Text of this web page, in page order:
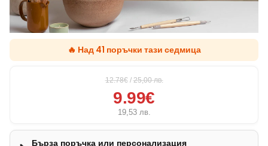
🔥 Над 41 поръчки тази седмица
12.78€ / 25,00лв.
9.99€
19,53 лв.
Бърза поръчка или персонализация